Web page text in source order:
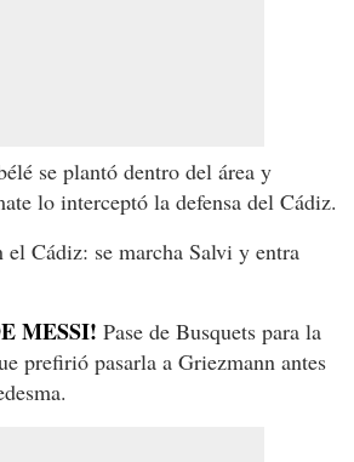
se plantó dentro del área y
lo interceptó la defensa del Cádiz.
Cádiz: se marcha Salvi y entra
MESSI! Pase de Busquets para la
prefirió pasarla a Griezmann antes